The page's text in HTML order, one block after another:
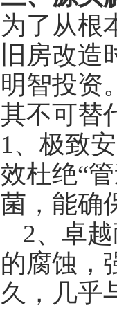
为了从根
旧房改
明智投资
其不可替
1、极致
效杜绝“
菌，能确
2、卓
的腐蚀，
久，几乎